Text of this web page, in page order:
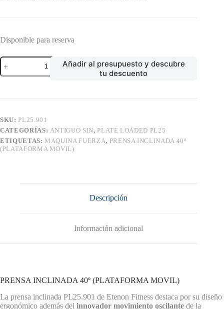
Disponible para reserva
PRENSA
INCLINADA
40º
Añadir al presupuesto y descubre
tu descuento
SKU: PL25.901
CATEGORÍAS: ANTIGUO SIN, PLATE LOADED PL25
ETIQUETAS: MAQUINA FUERZA, PRENSA INCLINADA 40º
(PLATAFORMA MOVIL)
Descripción
Información adicional
PRENSA INCLINADA 40º (PLATAFORMA MOVIL)
La prensa inclinada PL25.901 de Etenon Fitness destaca por su diseño
ergonómico además del innovador movimiento oscilante de la